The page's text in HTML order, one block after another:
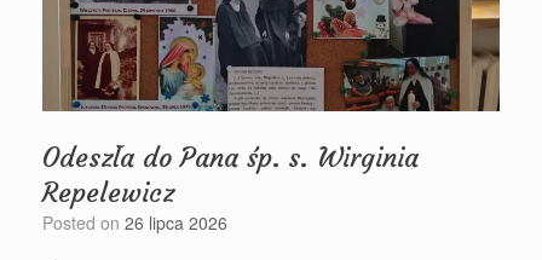
Odeszła do Pana śp. s. Wirginia
Repelewicz
Posted on 26 lipca 2026